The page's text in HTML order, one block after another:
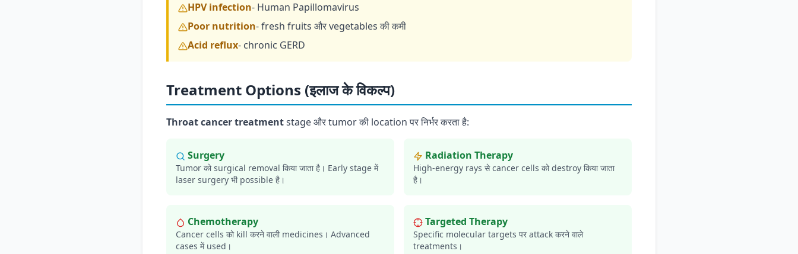
HPV infection- Human Papillomavirus
Poor nutrition- fresh fruits और vegetables की कमी
Acid reflux- chronic GERD
Treatment Options (इलाज के विकल्प)
Throat cancer treatmentstage और tumor की location पर निर्भर करता है:
Surgery
Tumor को surgical removal किया जाता है। Early stage में
laser surgery भी possible है।
️ Radiation Therapy
High-energy rays से cancer cells को destroy किया जाता
है।
Chemotherapy
Cancer cells को kill करने वाली medicines। Advanced
cases में used।
Targeted Therapy
Specific molecular targets पर attack करने वाले
treatments।